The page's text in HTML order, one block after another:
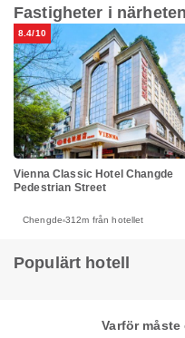
Fastigheter i närheten
8.4/10
Vienna Classic Hotel Changde
Pedestrian Street
Chengde 312m från hotellet
Populärt hotell
Varför måste